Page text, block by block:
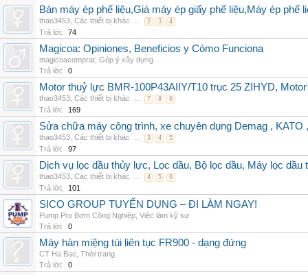
Bán máy ép phế liệu,Giá máy ép giấy phế liệu,Máy ép phế
thao3453 Các thiết bị khác ... 2 3 4
Trả lời: 74
Magicoa: Opiniones, Beneficios y Cómo Funciona
magicoacomprar, Góp ý xây dựng
Trả lời:
0
Motor thuỷ lực BMR-100P43AIIY/T10 trục 25 ZIHYD,
thao3453 Các thiết bị khác ... 7 8 9
Trả lời: 169
Sửa chữa máy công trình, xe chuyên dụng Demag , KATO
thao3453 Các thiết bị khác ... 3 4 5
Trả lời: 97
Dịch vụ lọc dầu thủy lực, Lọc dầu, Bộ lọc dầu, Máy lọc
thao3453 Các thiết bị khác ... 4 5 6
Trả lời: 101
SICO GROUP TUYỂN DỤNG – ĐI LÀM NGAY!
Pump Pro Bơm Công Nghiệp Việc làm kỹ sư
Trả lời:
0
Máy hàn miệng túi liên tục FR900 - dạng đứng
CT Ha Bac Thời trang
Trả lời:
0